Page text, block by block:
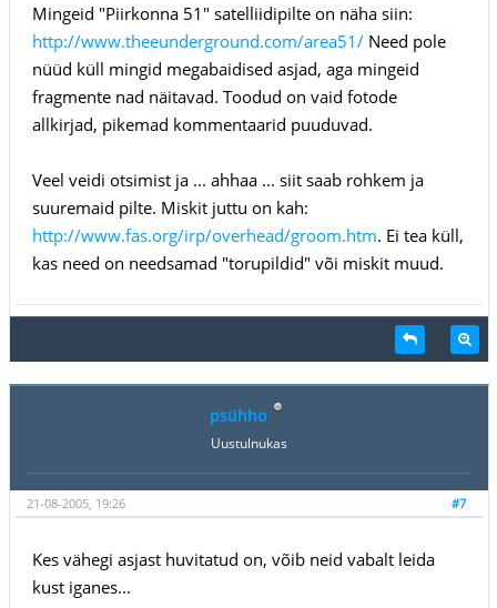
Mingeid "Piirkonna 51" satelliidipilte on näha siin:
http://www.theeunderground.com/area51/Need pole
nüüd küll mingid megabaidised asjad, aga mingeid
fragmente nad näitavad. Toodud on vaid fotode
allkirjad, pikemad kommentaarid puuduvad.
Veel veidi otsimist ja ... ahhaa ... siit saab rohkem ja
suuremaid pilte. Miskit juttu on kah:
http://www.fas.org/irp/overhead/groom.htm. Ei tea küll,
kas need on needsamad "torupildid" või miskit muud.
psühho
Uustulnukas
#7
21-08-2005, 19:26
Kes vähegi asjast huvitatud on, võib neid vabalt leida
kust iganes...